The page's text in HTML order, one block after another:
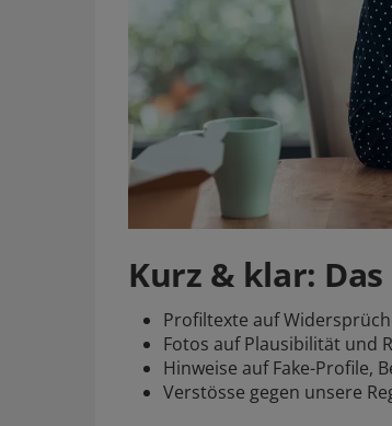
Kurz & klar:
Profiltexte auf
Fotos auf Plausibilität und
Hinweise auf Fake-Profile,
Verstösse gegen unsere